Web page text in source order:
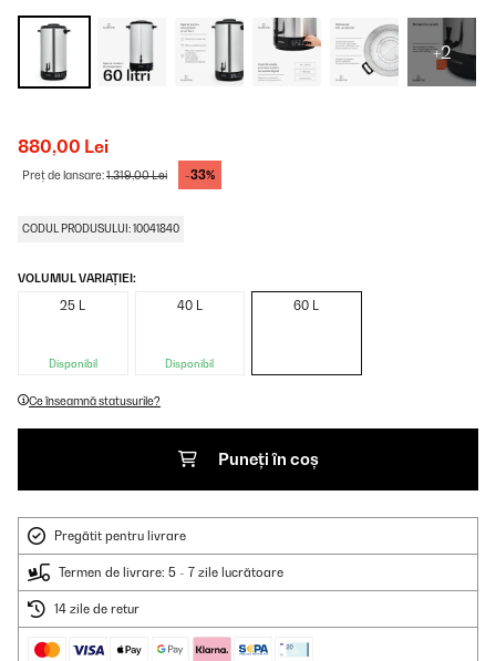
+2
880,00 Lei
Preț de lansare:1.319,00 Lei -33%
CODUL PRODUSULUI: 10041840
VOLUMUL VARIAȚIEI:
25 L
Disponibil
40 L
Disponibil
60 L
Ce înseamnă statusurile?
Puneți în coș
Pregătit pentru livrare
Termen de livrare: 5 - 7 zile lucrătoare
14 zile de retur